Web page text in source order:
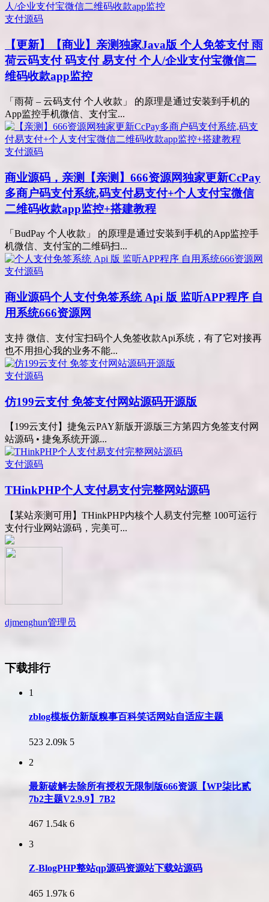
支付源码
【更新】【商业】亲测独家Java版 个人免签支付 雨
荷云码支付 码支付 易支付 个人/企业支付宝微信二
维码收款app监控
「雨荷 – 云码支付 个人收款」 的原理是通过安装到手机的
App监控手机微信、支付宝...
支付源码
商业源码，亲测
【亲测】666资源网独家更新CcPay
多商户码支付系统,码支付易支付+个人支付宝微信
二维码收款app监控+搭建教程
「BudPay 个人收款」 的原理是通过安装到手机的App监控手
机微信、支付宝的二维码扫...
支付源码
商业源码个人支付免签系统 Api 版 监听APP程序 自
用系统666资源网
支持 微信、支付宝扫码个人免签收款Api系统，有了它对接再
也不用担心我的业务不能...
支付源码
仿199云支付 免签支付网站源码开源版
【199云支付】捷兔云PAY新版开源版三方第四方免签支付网
站源码 • 捷兔系统开源...
支付源码
THinkPHP个人支付易支付完整网站源码
【某站亲测可用】THinkPHP内核个人易支付完整 100可运行
支付行业网站源码，完美可...
djmenghun管理员
下载排行
1
zblog模板仿新版糗事百科笑话网站自适应主题
523 2.09k 5
2
最新破解去除所有授权无限制版666资源【WP柒比贰
7b2主题V2.9.9】7B2
467 1.54k 6
3
Z-BlogPHP整站qp源码资源站下载站源码
465 1.97k 6